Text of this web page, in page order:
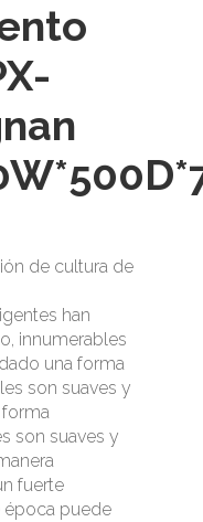
de cultura de
han
innumerables
una forma
son suaves y
son suaves y
fuerte
puede